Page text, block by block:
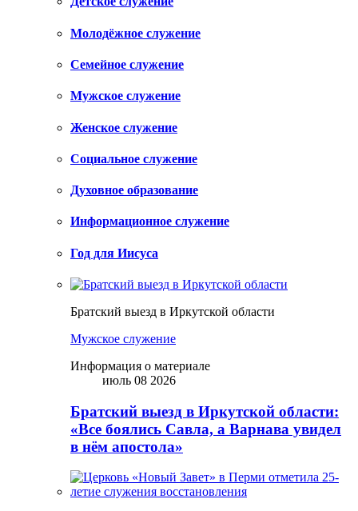
Молодёжное служение
Семейное служение
Мужское служение
Женское служение
Социальное служение
Духовное образование
Информационное служение
Год для Иисуса
Братский выезд в Иркутской области
Мужское служение
Информация о материале
июль 08 2026
Братский выезд в Иркутской области:
«Все боялись Савла, а Варнава увидел
в нём апостола»